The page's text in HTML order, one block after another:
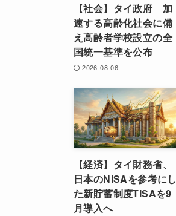
【社会】タイ政府 加
速する高齢化社会に備
え高齢者学校設立の全
国統一基準を公布
2026-08-06
【経済】タイ財務省、
日本のNISAを参考にし
た新貯蓄制度TISAを9
月導入へ